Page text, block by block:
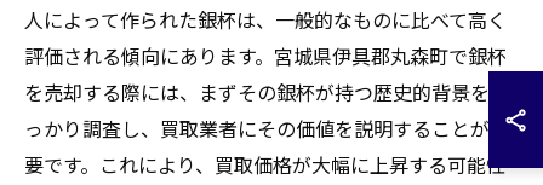
人によって作られた銀杯は、一般的なものに比べて高く
評価される傾向にあります。宮城県伊具郡丸森町で銀杯
を売却する際には、まずその銀杯が持つ歴史的背景をし
っかり調査し、買取業者にその価値を説明することが重
要です。これにより、買取価格が大幅に上昇する可能性